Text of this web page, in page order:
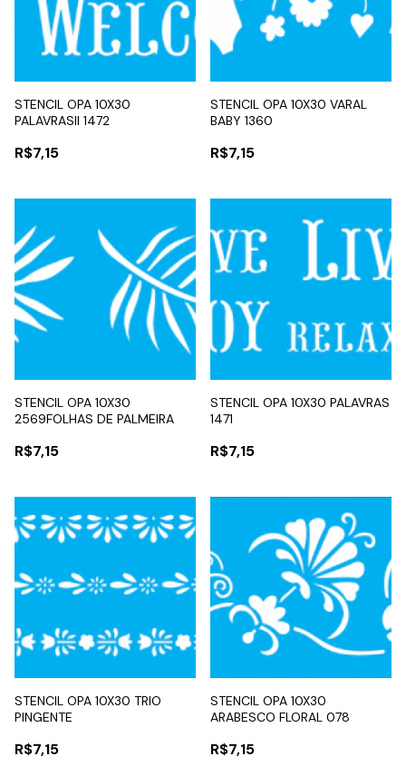
STENCIL OPA 10X30
PALAVRASII 1472
R$7,15
STENCIL OPA 10X30 VARAL
BABY 1360
R$7,15
STENCIL OPA 10X30
2569FOLHAS DE PALMEIRA
R$7,15
STENCIL OPA 10X30 PALAVRAS
1471
R$7,15
STENCIL OPA 10X30 TRIO
PINGENTE
R$7,15
STENCIL OPA 10X30
ARABESCO FLORAL 078
R$7,15